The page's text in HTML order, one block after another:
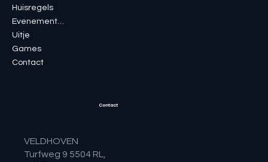
Huisregels
Uitje
Games
Contact
Contact
VELDHOVEN
Turfweg 9 5504 RL,